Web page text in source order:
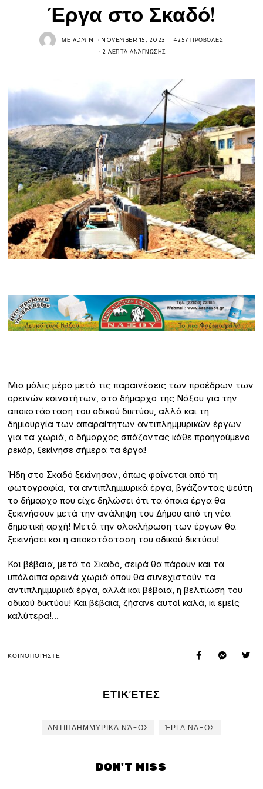
Έργα στο Σκαδό!
ΜΕ ADMIN NOVEMBER 15, 2023 4257 ΠΡΟΒΟΛΈΣ
2 ΛΕΠΤΆ ΑΝΆΓΝΩΣΗΣ
Μια μόλις μέρα μετά τις παραινέσεις των προέδρων των
ορεινών κοινοτήτων, στο δήμαρχο της Νάξου για την
αποκατάσταση του οδικού δικτύου, αλλά και τη
δημιουργία των απαραίτητων αντιπλημμυρικών έργων
για τα χωριά, ο δήμαρχος σπάζοντας κάθε προηγούμενο
ρεκόρ, ξεκίνησε σήμερα τα έργα!
Ήδη στο Σκαδό ξεκίνησαν, όπως φαίνεται από τη
φωτογραφία, τα αντιπλημμυρικά έργα, βγάζοντας ψεύτη
το δήμαρχο που είχε δηλώσει ότι τα όποια έργα θα
ξεκινήσουν μετά την ανάληψη του Δήμου από τη νέα
δημοτική αρχή! Μετά την ολοκλήρωση των έργων θα
ξεκινήσει και η αποκατάσταση του οδικού δικτύου!
Και βέβαια, μετά το Σκαδό, σειρά θα πάρουν και τα
υπόλοιπα ορεινά χωριά όπου θα συνεχιστούν τα
αντιπλημμυρικά έργα, αλλά και βέβαια, η βελτίωση του
οδικού δικτύου! Και βέβαια, ζήσανε αυτοί καλά, κι εμείς
καλύτερα!…
ΚΟΙΝΟΠΟΙΉΣΤΕ
ΕΤΙΚΈΤΕΣ
ΑΝΤΙΠΛΗΜΜΥΡΙΚΆ ΝΆΞΟΣ ΈΡΓΑ ΝΆΞΟΣ
DON'T MISS